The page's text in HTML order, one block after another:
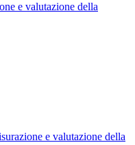
e valutazione della
e valutazione della